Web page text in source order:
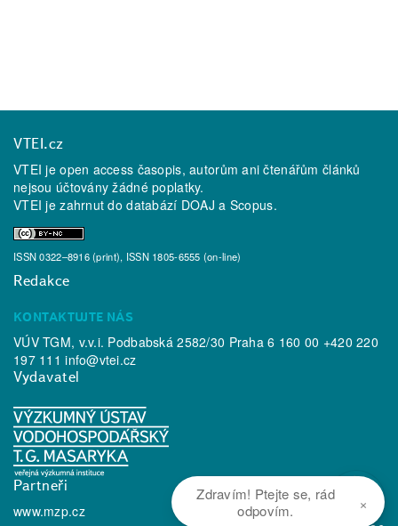
VTEI.cz
VTEI je open access časopis, autorům ani čtenářům článků
nejsou účtovány žádné poplatky.
VTEI je zahrnut do databází DOAJ a Scopus.
ISSN 0322–8916 (print), ISSN 1805-6555 (on-line)
Redakce
KONTAKTUJTE NÁS
VÚV TGM, v.v.i. Podbabská 2582/30 Praha 6 160 00 +420 220
197 111info@vtei.cz
Vydavatel
Partneři
www.mzp.cz
Zdravím! Ptejte se, rád
odpovím.
×